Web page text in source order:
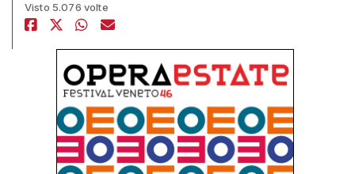
Visto 5.076 volte